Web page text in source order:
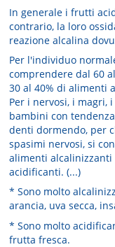
In generale i frutti
contrario, la loro
reazione alcalina
Per l'individuo
comprendere dal 60
30 al 40% di alimenti
Per i nervosi, i magri,
bambini con
denti dormendo, per
spasimi nervosi, si
alimenti
acidificanti. (...)
* Sono molto
arancia, uva secca,
* Sono molto
frutta fresca.